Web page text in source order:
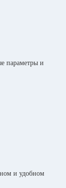
параметры и
и удобном